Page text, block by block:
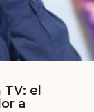
el
a